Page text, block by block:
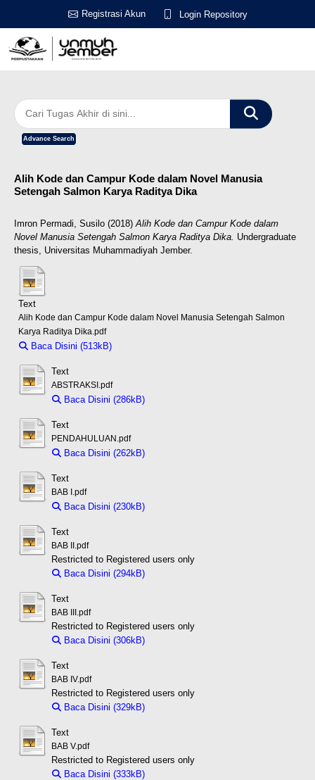
Registrasi Akun Login Repository
Advance Search
Alih Kode dan Campur Kode dalam Novel Manusia
Setengah Salmon Karya Raditya Dika
Imron Permadi, Susilo (2018)Alih Kode dan Campur Kode dalam
Novel Manusia Setengah Salmon Karya Raditya Dika. Undergraduate
thesis, Universitas Muhammadiyah Jember.
Text
Alih Kode dan Campur Kode dalam Novel Manusia Setengah Salmon
Karya Raditya Dika.pdf
Baca Disini (513kB)
Text
ABSTRAKSI.pdf
Baca Disini (286kB)
Text
PENDAHULUAN.pdf
Baca Disini (262kB)
Text
BAB I.pdf
Baca Disini (230kB)
Text
BAB II.pdf
Restricted to Registered users only
Baca Disini (294kB)
Text
BAB III.pdf
Restricted to Registered users only
Baca Disini (306kB)
Text
BAB IV.pdf
Restricted to Registered users only
Baca Disini (329kB)
Text
BAB V.pdf
Restricted to Registered users only
Baca Disini (333kB)